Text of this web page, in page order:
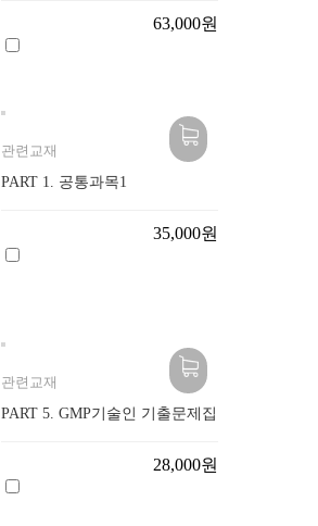
63,000원
관련교재
PART 1. 공통과목1
35,000원
관련교재
PART 5. GMP기술인 기출문제집
28,000원